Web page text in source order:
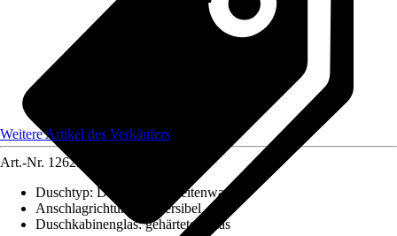
Weitere Artikel des Verkäufers
Art.-Nr. 12629516
Duschtyp: Duschtür mit Seitenwand
Anschlagrichtung
Reversibel
Duschkabinenglas:gehärtetes Glas